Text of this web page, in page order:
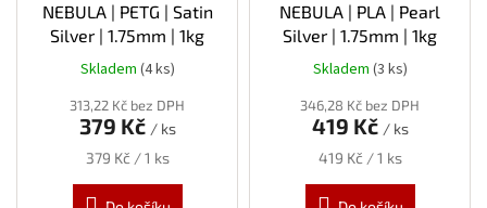
NEBULA | PETG | Satin
Silver | 1.75mm | 1kg
Skladem (4 ks)
313,22 Kč bez DPH
379 Kč / ks
Měrná
379 Kč / 1 ks
NEBULA | PLA | Pearl
Silver | 1.75mm | 1kg
Skladem (3 ks)
346,28 Kč bez DPH
419 Kč / ks
Měrná
419 Kč / 1 ks